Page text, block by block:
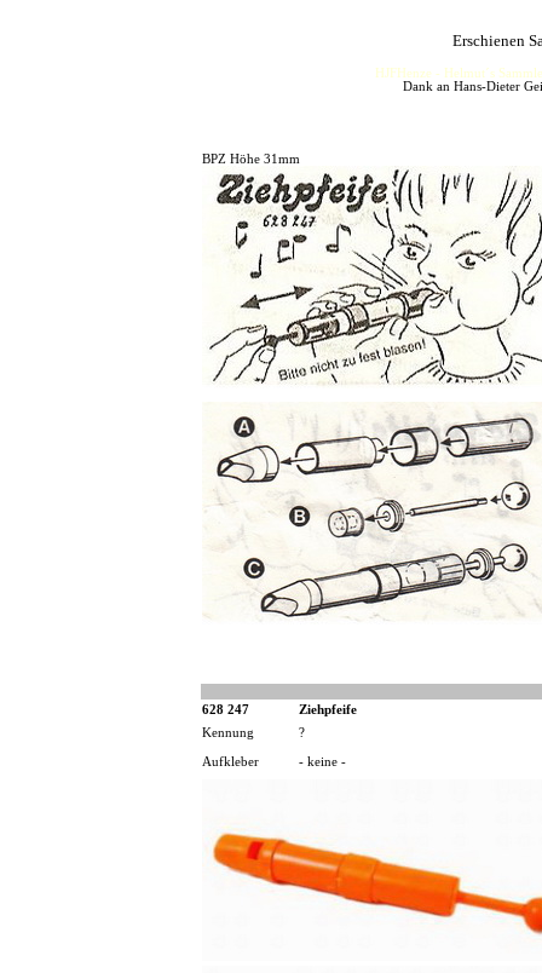
Erschienen
HJFHenze - Helmut´s
Dank an Hans-Dieter
BPZ Höhe 31mm
628 247
Ziehpfeife
Kennung
?
Aufkleber - keine -